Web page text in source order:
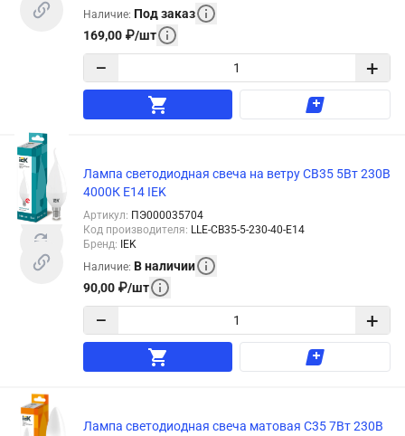
Наличие: Под заказ
169,00 ₽/шт
− +
Лампа светодиодная свеча на ветру CB35 5Вт 230В
4000К E14 IEK
Артикул: ПЭ000035704
Код производителя: LLE-CB35-5-230-40-E14
Бренд:
IEK
Наличие: В наличии
90,00 ₽/шт
− +
Лампа светодиодная свеча матовая C35 7Вт 230В